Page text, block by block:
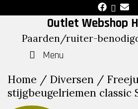
to
content
Outlet Webshop
Paarden/ruiter-
Menu
Home / Diversen /
stijgbeugelriemen classic